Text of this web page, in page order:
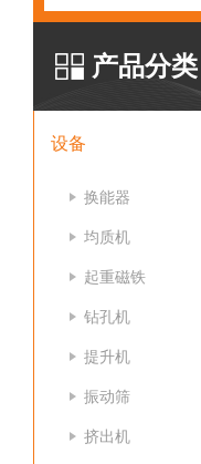
产品分类
设备
换能器
均质机
起重磁铁
钻孔机
提升机
振动筛
挤出机